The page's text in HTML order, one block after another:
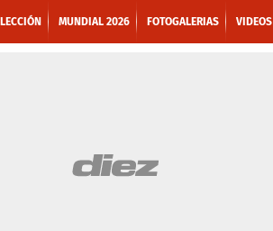
MUNDIAL 2026 FOTOGALERIAS VIDEOS